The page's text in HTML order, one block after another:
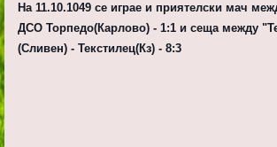
На 11.10.1049 се играе и приятелски мач
ДСО Торпедо(Карлово) - 1:1 и сеща между
(Сливен) - Текстилец(Кз) - 8:3